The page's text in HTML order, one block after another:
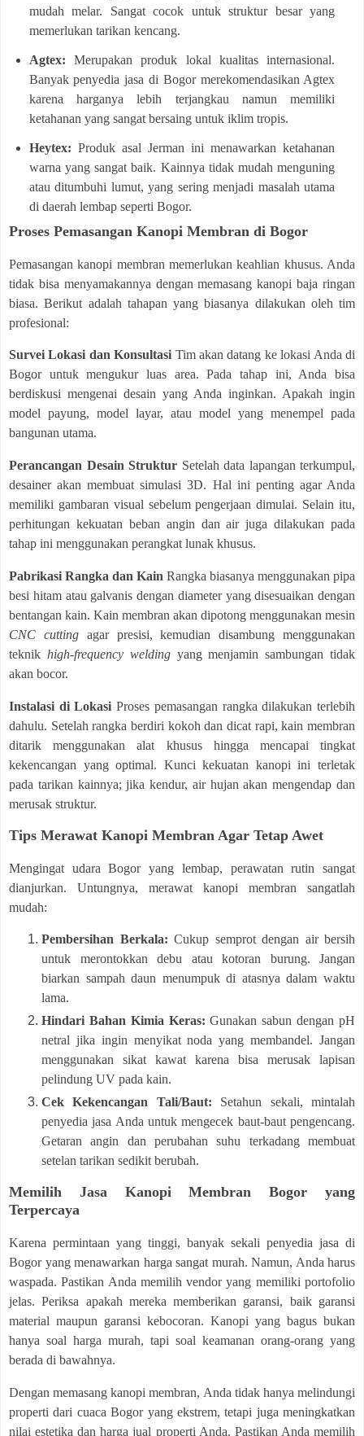
mudah melar. Sangat cocok untuk struktur besar yang
memerlukan tarikan kencang.
Agtex: Merupakan produk lokal kualitas internasional.
Banyak penyedia jasa di Bogor merekomendasikan Agtex
karena harganya lebih terjangkau namun memiliki
ketahanan yang sangat bersaing untuk iklim tropis.
Heytex: Produk asal Jerman ini menawarkan ketahanan
warna yang sangat baik. Kainnya tidak mudah menguning
atau ditumbuhi lumut, yang sering menjadi masalah utama
di daerah lembap seperti Bogor.
Proses Pemasangan Kanopi Membran di Bogor
Pemasangan kanopi membran memerlukan keahlian khusus. Anda
tidak bisa menyamakannya dengan memasang kanopi baja ringan
biasa. Berikut adalah tahapan yang biasanya dilakukan oleh tim
profesional:
Survei Lokasi dan Konsultasi Tim akan datang ke lokasi Anda di
Bogor untuk mengukur luas area. Pada tahap ini, Anda bisa
berdiskusi mengenai desain yang Anda inginkan. Apakah ingin
model payung, model layar, atau model yang menempel pada
bangunan utama.
Perancangan Desain Struktur Setelah data lapangan terkumpul,
desainer akan membuat simulasi 3D. Hal ini penting agar Anda
memiliki gambaran visual sebelum pengerjaan dimulai. Selain itu,
perhitungan kekuatan beban angin dan air juga dilakukan pada
tahap ini menggunakan perangkat lunak khusus.
Pabrikasi Rangka dan Kain Rangka biasanya menggunakan pipa
besi hitam atau galvanis dengan diameter yang disesuaikan dengan
bentangan kain. Kain membran akan dipotong menggunakan mesin
CNC cuttingagar presisi, kemudian disambung menggunakan
teknik high-frequency weldingyang menjamin sambungan tidak
akan bocor.
Instalasi di Lokasi Proses pemasangan rangka dilakukan terlebih
dahulu. Setelah rangka berdiri kokoh dan dicat rapi, kain membran
ditarik menggunakan alat khusus hingga mencapai tingkat
kekencangan yang optimal. Kunci kekuatan kanopi ini terletak
pada tarikan kainnya; jika kendur, air hujan akan mengendap dan
merusak struktur.
Tips Merawat Kanopi Membran Agar Tetap Awet
Mengingat udara Bogor yang lembap, perawatan rutin sangat
dianjurkan. Untungnya, merawat kanopi membran sangatlah
mudah:
Pembersihan Berkala: Cukup semprot dengan air bersih
untuk merontokkan debu atau kotoran burung. Jangan
biarkan sampah daun menumpuk di atasnya dalam waktu
lama.
Hindari Bahan Kimia Keras: Gunakan sabun dengan pH
netral jika ingin menyikat noda yang membandel. Jangan
menggunakan sikat kawat karena bisa merusak lapisan
pelindung UV pada kain.
Cek Kekencangan Tali/Baut: Setahun sekali, mintalah
penyedia jasa Anda untuk mengecek baut-baut pengencang.
Getaran angin dan perubahan suhu terkadang membuat
setelan tarikan sedikit berubah.
Memilih Jasa Kanopi Membran Bogor yang
Terpercaya
Karena permintaan yang tinggi, banyak sekali penyedia jasa di
Bogor yang menawarkan harga sangat murah. Namun, Anda harus
waspada. Pastikan Anda memilih vendor yang memiliki portofolio
jelas. Periksa apakah mereka memberikan garansi, baik garansi
material maupun garansi kebocoran. Kanopi yang bagus bukan
hanya soal harga murah, tapi soal keamanan orang-orang yang
berada di bawahnya.
Dengan memasang kanopi membran, Anda tidak hanya melindungi
properti dari cuaca Bogor yang ekstrem, tetapi juga meningkatkan
nilai estetika dan harga jual properti Anda. Pastikan Anda memilih